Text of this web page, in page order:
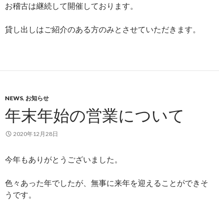
お稽古は継続して開催しております。
貸し出しはご紹介のある方のみとさせていただきます。
NEWS, お知らせ
年末年始の営業について
2020年12月28日
今年もありがとうございました。
色々あった年でしたが、無事に来年を迎えることができそ
うです。